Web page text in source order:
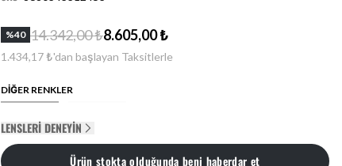
%40 14.342,00 ₺8.605,00 ₺
1.434,17 ₺'dan başlayan Taksitlerle
DİĞER RENKLER
LENSLERI DENEYIN
Ürün stokta olduğunda beni haberdar et